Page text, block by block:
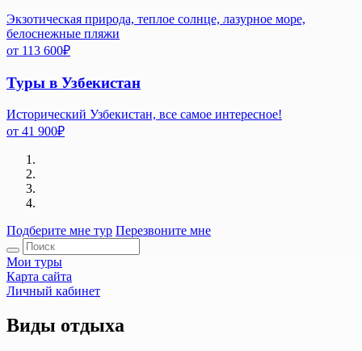
Экзотическая природа, теплое солнце, лазурное море,
белоснежные пляжи
от 113 600₽
Туры в Узбекистан
Исторический Узбекистан, все самое интересное!
от 41 900₽
Подберите мне тур Перезвоните мне
Мои туры
Карта сайта
Личный кабинет
Виды отдыха